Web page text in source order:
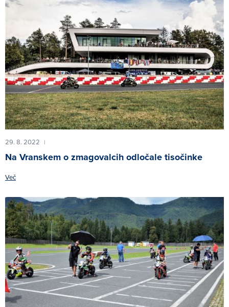
29. 8. 2022 |
Na Vranskem o zmagovalcih odločale tisočinke
Več